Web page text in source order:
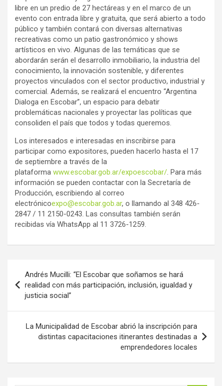
libre en un predio de 27 hectáreas y en el marco de un
evento con entrada libre y gratuita, que será abierto a todo
público y también contará con diversas alternativas
recreativas como un patio gastronómico y shows
artísticos en vivo. Algunas de las temáticas que se
abordarán serán el desarrollo inmobiliario, la industria del
conocimiento, la innovación sostenible, y diferentes
proyectos vinculados con el sector productivo, industrial y
comercial. Además, se realizará el encuentro “Argentina
Dialoga en Escobar”, un espacio para debatir
problemáticas nacionales y proyectar las políticas que
consoliden el país que todos y todas queremos.
Los interesados e interesadas en inscribirse para
participar como expositores, pueden hacerlo hasta el 17
de septiembre a través de la
plataforma www.escobar.gob.ar/expoescobar/. Para más
información se pueden contactar con la Secretaría de
Producción, escribiendo al correo
electrónicoexpo@escobar.gob.ar, o llamando al 348 426-
2847 / 11 2150-0243. Las consultas también serán
recibidas vía WhatsApp al 11 3726-1259.
de
entradas
Andrés Mucilli: “El Escobar que soñamos se hará
realidad con más participación, inclusión, igualdad y
justicia social”
La Municipalidad de Escobar abrió la inscripción para
distintas capacitaciones itinerantes destinadas a
emprendedores locales